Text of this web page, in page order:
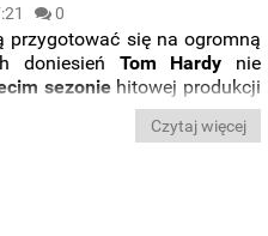
0
przygotować się na ogromną
doniesień Tom Hardy nie
sezoniehitowej produkcji
zakończyć swoją przygodę
zdjęć do drugiej serii, aza
Czytaj więcej